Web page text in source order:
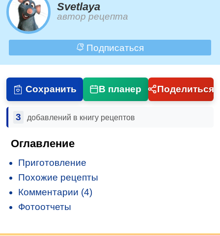
Svetlaya
автор рецепта
Подписаться
Сохранить В планер Поделиться
3 добавлений в книгу рецептов
Оглавление
Приготовление
Похожие рецепты
Комментарии (4)
Фотоотчеты